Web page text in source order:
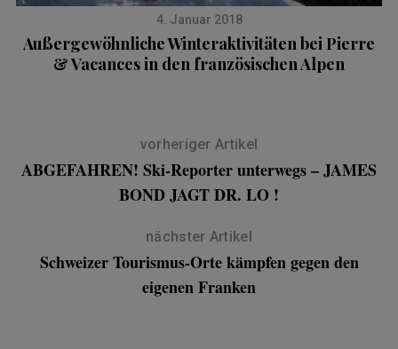
4. Januar 2018
Außergewöhnliche Winteraktivitäten bei Pierre
& Vacances in den französischen Alpen
vorheriger Artikel
ABGEFAHREN! Ski-Reporter unterwegs – JAMES
BOND JAGT DR. LO !
nächster Artikel
Schweizer Tourismus-Orte kämpfen gegen den
eigenen Franken